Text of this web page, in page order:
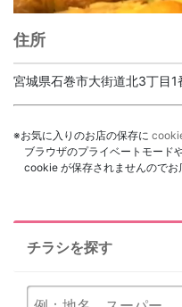
住所
宮城県石巻市大街道北3丁目1
※お気に入りのお店の保存に
ブラウザのプライベートモード
cookie が保存されませんのでお
チラシを探す